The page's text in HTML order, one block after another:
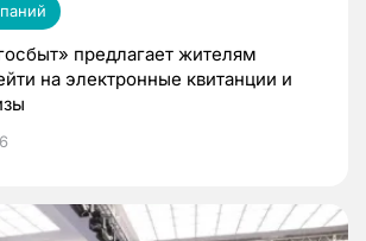
предлагает жителям
на электронные квитанции и